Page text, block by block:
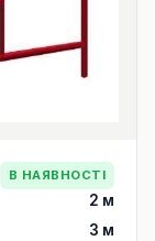
В НАЯВНОСТІ
2 м
3 м